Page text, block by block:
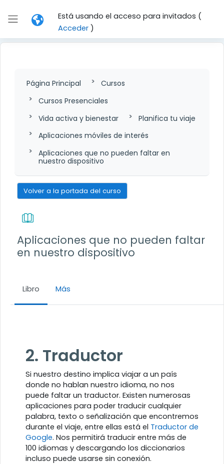
Panel lateral
Está usando el acceso para invitados (
Acceder)
Página Principal
Cursos
Cursos Presenciales
Vida activa y bienestar
Planifica tu viaje
Aplicaciones móviles de interés
Aplicaciones que no pueden faltar en
nuestro dispositivo
Volver a la portada del curso
Aplicaciones que no pueden faltar
en nuestro dispositivo
Libro Más
2. Traductor
Si nuestro destino implica viajar a un país
donde no hablan nuestro idioma, no nos
puede faltar un traductor. Existen numerosas
aplicaciones para poder traducir cualquier
palabra, texto o señalización que encontremos
durante el viaje, entre ellas está el Traductor de
Google. Nos permitirá traducir entre más de
100 idiomas y descargando los diccionarios
incluso puede usarse sin conexión.